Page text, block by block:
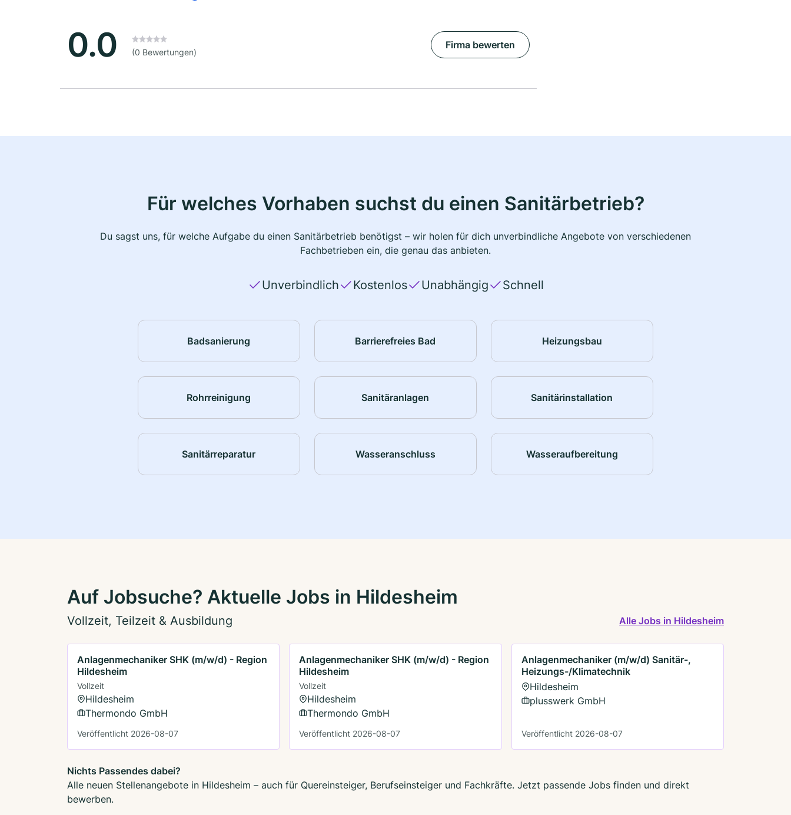
0.0 (0 Bewertungen)
Firma bewerten
Für welches Vorhaben suchst du einen Sanitärbetrieb?
Du sagst uns, für welche Aufgabe du einen Sanitärbetrieb benötigst – wir holen für dich unverbindliche Angebote von verschiedenen
Fachbetrieben ein, die genau das anbieten.
Unverbindlich Kostenlos Unabhängig Schnell
Badsanierung Barrierefreies Bad Heizungsbau
Rohrreinigung Sanitäranlagen Sanitärinstallation
Sanitärreparatur Wasseranschluss Wasseraufbereitung
Auf Jobsuche? Aktuelle Jobs in Hildesheim
Vollzeit, Teilzeit & Ausbildung Alle Jobs in Hildesheim
Anlagenmechaniker SHK (m/w/d) - Region
Hildesheim
Vollzeit
Hildesheim
Thermondo GmbH
Veröffentlicht 2026-08-07
Anlagenmechaniker SHK (m/w/d) - Region
Hildesheim
Vollzeit
Hildesheim
Thermondo GmbH
Veröffentlicht 2026-08-07
Anlagenmechaniker (m/w/d) Sanitär-,
Heizungs-/Klimatechnik
Hildesheim
plusswerk GmbH
Veröffentlicht 2026-08-07
Nichts Passendes dabei?
Alle neuen Stellenangebote in Hildesheim – auch für Quereinsteiger, Berufseinsteiger und Fachkräfte. Jetzt passende Jobs finden und direkt
bewerben.